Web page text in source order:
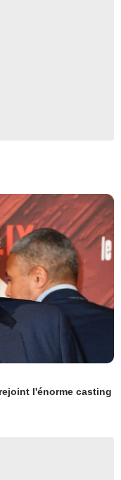
l'énorme casting